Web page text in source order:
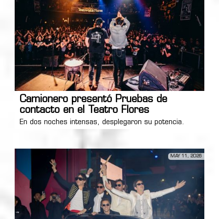
Camionero presentó Pruebas de
contacto en el Teatro Flores
En dos noches intensas, desplegaron su potencia.
MAY 11, 2026